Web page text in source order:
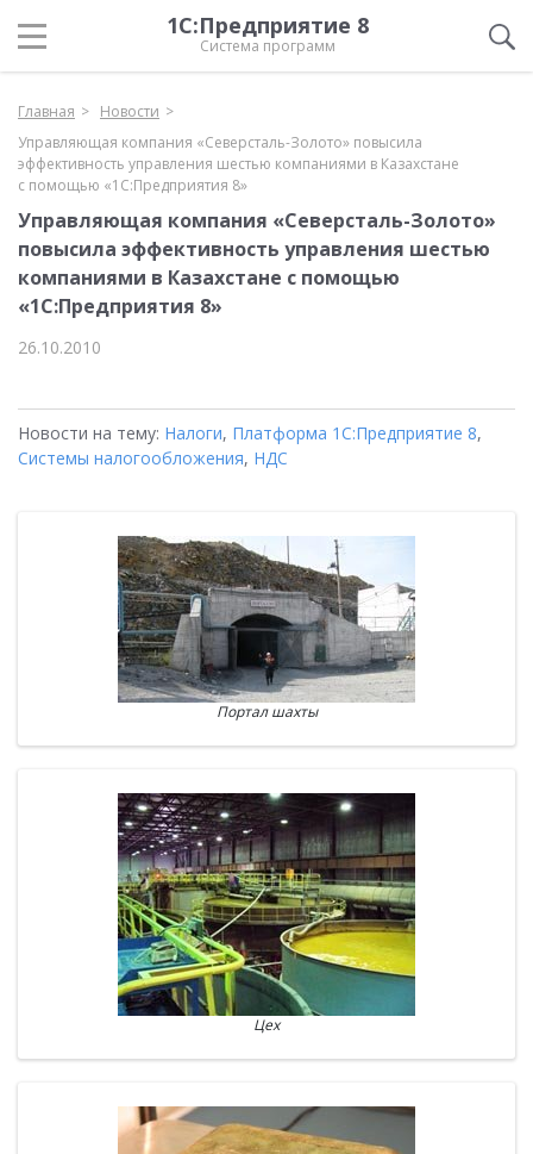
1С:Предприятие 8
Система программ
Главная
Новости
Управляющая компания «Северсталь-Золото» повысила
эффективность управления шестью компаниями в Казахстане
с помощью «1С:Предприятия 8»
Управляющая компания «Северсталь-Золото»
повысила эффективность управления шестью
компаниями в Казахстане с помощью
«1С:Предприятия 8»
26.10.2010
Новости на тему: Налоги, Платформа 1С:Предприятие 8,
Системы налогообложения, НДС
Портал шахты
Цех